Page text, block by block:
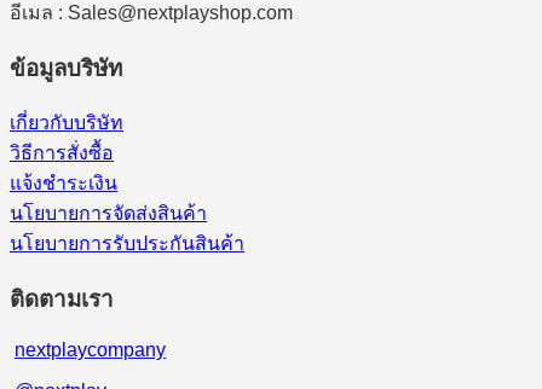
อีเมล : Sales@nextplayshop.com
ข้อมูลบริษัท
เกี่ยวกับบริษัท
วิธีการสั่งซื้อ
แจ้งชำระเงิน
นโยบายการจัดส่งสินค้า
นโยบายการรับประกันสินค้า
ติดตามเรา
nextplaycompany